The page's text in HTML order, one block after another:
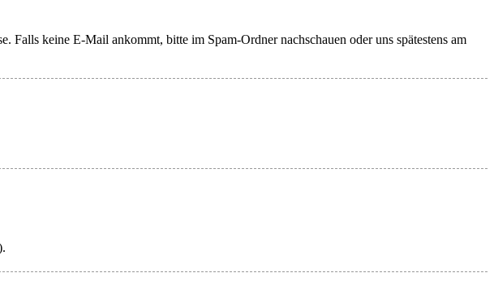
keine E-Mail ankommt, bitte im Spam-Ordner nachschauen oder uns spätestens am